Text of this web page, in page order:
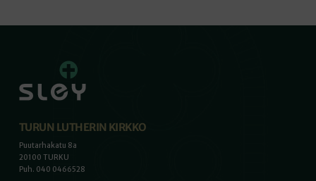
TURUN LUTHERIN KIRKKO
Puutarhakatu 8a
20100 TURKU
Puh. 040 0466528